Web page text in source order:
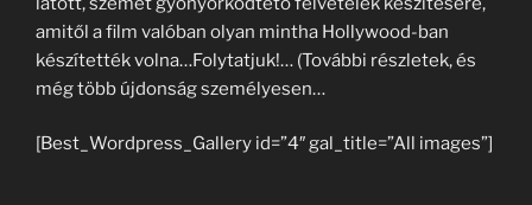
amitől a film valóban olyan mintha Hollywood-ban
készítették volna…Folytatjuk!… (További részletek, és
még több újdonság személyesen…
[Best_Wordpress_Gallery id=”4″ gal_title=”All images”]